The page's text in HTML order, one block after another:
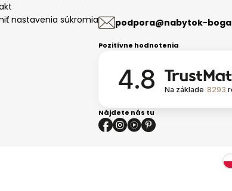
nastavenia súkromia
podpora@nabytok-
Pozitívne hodnotenia
4.8 Na základe 8293
Nájdete nás tu